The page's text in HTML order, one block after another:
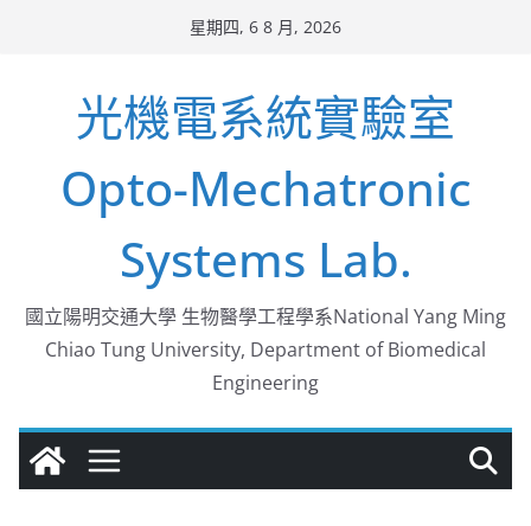
星期四, 6 8 月, 2026
光機電系統實驗室
Opto-Mechatronic
Systems Lab.
國立陽明交通大學 生物醫學工程學系National Yang Ming
Chiao Tung University, Department of Biomedical
Engineering